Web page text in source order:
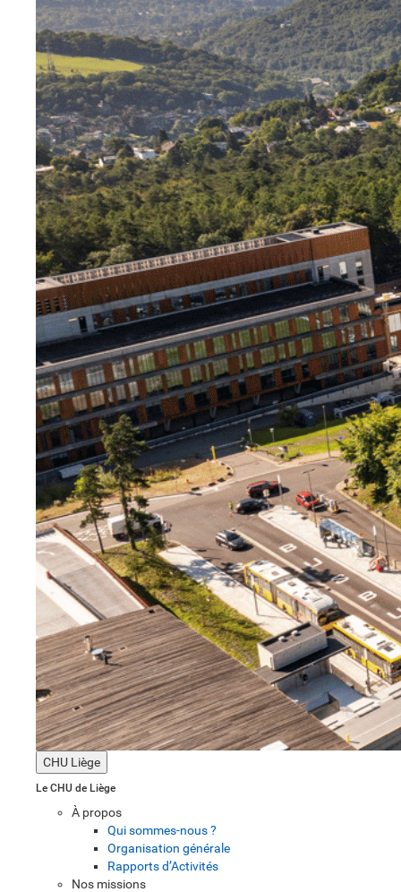
CHU Liège
Le CHU de Liège
À propos
Qui sommes-nous ?
Organisation générale
Rapports d’Activités
Nos missions